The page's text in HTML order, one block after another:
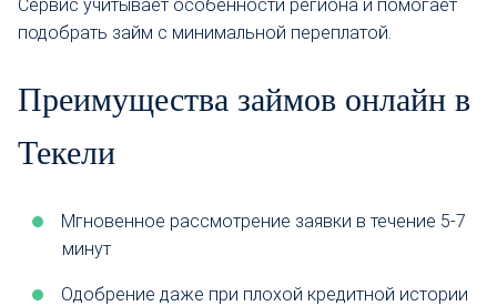
Сервис учитывает особенности региона и помогает
подобрать займ с минимальной переплатой.
Преимущества займов онлайн в
Текели
Мгновенное рассмотрение заявки в течение 5-7
минут
Одобрение даже при плохой кредитной истории